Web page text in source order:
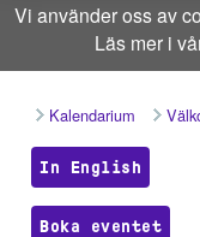
Vi använder oss av
Läs mer i
Kalendarium
In English
Boka eventet